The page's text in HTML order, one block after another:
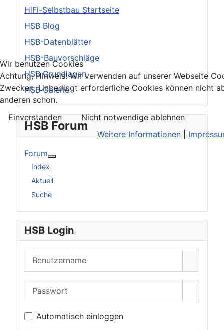
HiFi-Selbstbau Startseite
HSB Blog
HSB-Datenblätter
HSB-Bauvorschläge
HSB Grundlagen
HSB Galerie
HSB Forum
Forum
Index
Aktuell
Suche
HSB Login
Automatisch einloggen
Wir benutzen Cookies
Achtung, Hinweis! Wir verwenden auf unserer Webseite
Zwecken. Unbedingt erforderliche Cookies können nicht
anderen schon.
Einverstanden
Nicht notwendige ablehnen
Weitere Informationen|